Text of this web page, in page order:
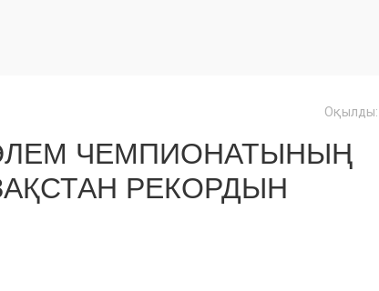
Оқылды:
ЧЕМПИОНАТЫНЫҢ
РЕКОРДЫН